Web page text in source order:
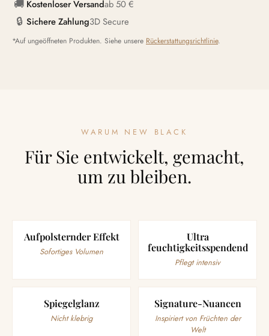
🚚 Kostenloser Versandab 50 €
🔒 Sichere Zahlung3D Secure
*Auf ungeöffneten Produkten. Siehe unsere Rückerstattungsrichtlinie.
WARUM NEW BLACK
Für Sie entwickelt, gemacht,
um zu bleiben.
Aufpolsternder Effekt
Sofortiges Volumen
Ultra
feuchtigkeitsspendend
Pflegt intensiv
Spiegelglanz
Nicht klebrig
Signature-Nuancen
Inspiriert von Früchten der
Welt